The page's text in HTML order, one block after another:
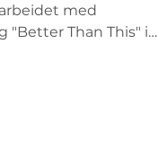
med
"Better Than This" i…